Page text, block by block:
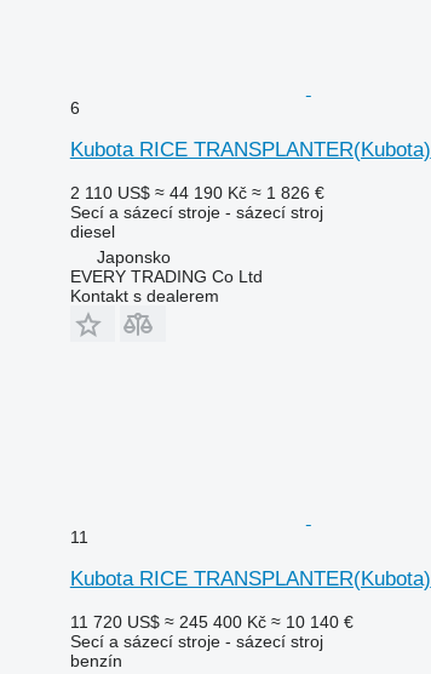
6
Kubota RICE TRANSPLANTER(Kubota)
2 110 US$ ≈ 44 190 Kč ≈ 1 826 €
Secí a sázecí stroje - sázecí stroj
diesel
Japonsko
EVERY TRADING Co Ltd
Kontakt s dealerem
11
Kubota RICE TRANSPLANTER(Kubota)
11 720 US$ ≈ 245 400 Kč ≈ 10 140 €
Secí a sázecí stroje - sázecí stroj
benzín